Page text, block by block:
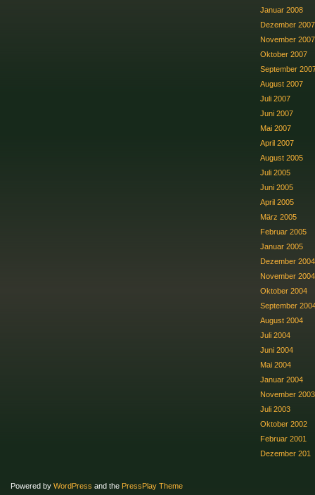
Januar 2008
Dezember 2007
November 2007
Oktober 2007
September
August 2007
Juli 2007
Juni 2007
Mai 2007
April 2007
August 2005
Juli 2005
Juni 2005
April 2005
März 2005
Februar 2005
Januar 2005
Dezember 2004
November 2004
Oktober 2004
September
August 2004
Juli 2004
Juni 2004
Mai 2004
Januar 2004
November 2003
Juli 2003
Oktober 2002
Februar 2001
Dezember 201
Powered by WordPress and the PressPlay Theme